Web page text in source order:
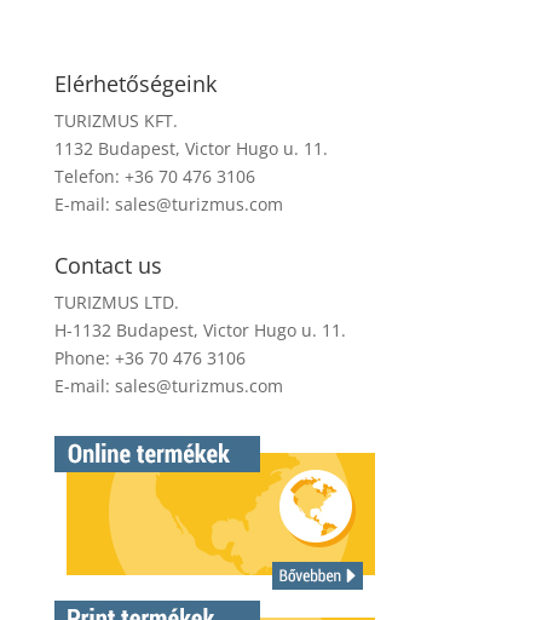
Elérhetőségeink
TURIZMUS KFT.
1132 Budapest, Victor Hugo u. 11.
Telefon: +36 70 476 3106
E-mail: sales@turizmus.com
Contact us
TURIZMUS LTD.
H-1132 Budapest, Victor Hugo u. 11.
Phone: +36 70 476 3106
E-mail: sales@turizmus.com